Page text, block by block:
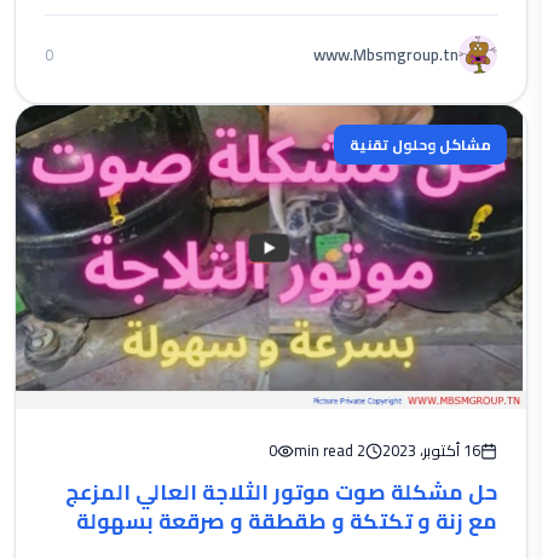
www.Mbsmgroup.tn
0
مشاكل وحلول تقنية
16 أكتوبر، 2023 2 min read
0
حل مشكلة صوت موتور الثلاجة العالي المزعج
مع زنة و تكتكة و طقطقة و صرقعة بسهولة